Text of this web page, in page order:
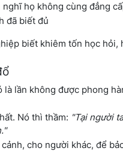
họ không cùng đẳng
đã biết đủ
biết khiêm tốn học
lần không được phong
Nó thì thầm: "Tại người
cho người khác, để